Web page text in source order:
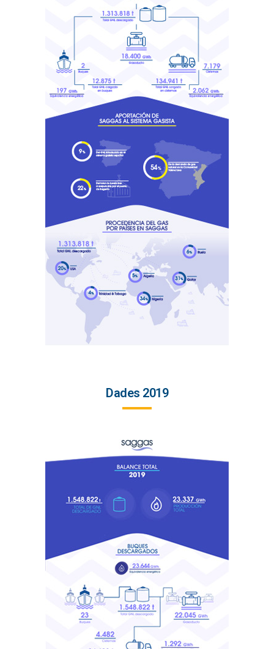
Dades 2019